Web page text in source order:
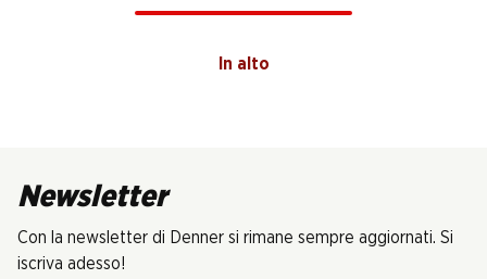
In alto
Newsletter
Con la newsletter di Denner si rimane sempre aggiornati. Si
iscriva adesso!